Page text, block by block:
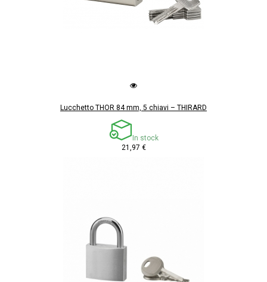
Lucchetto THOR 84 mm, 5 chiavi – THIRARD
In stock
21,97 €